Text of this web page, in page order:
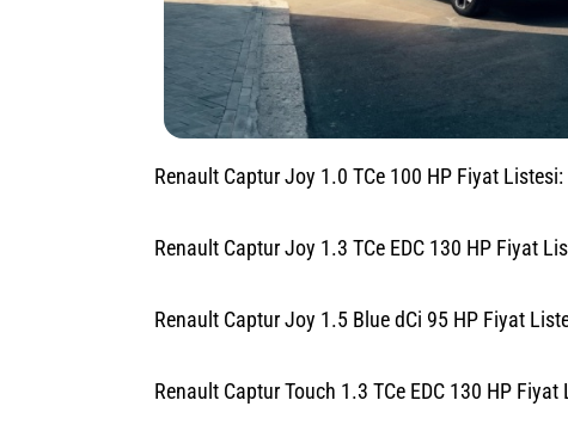
Renault Captur Joy 1.0 TCe 100 HP Fiyat Listesi:
Renault Captur Joy 1.3 TCe EDC 130 HP Fiyat
Renault Captur Joy 1.5 Blue dCi 95 HP Fiyat
Renault Captur Touch 1.3 TCe EDC 130 HP Fiyat